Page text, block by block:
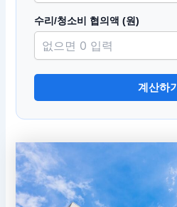
수리/청소비 협의액 (원)
계산하기